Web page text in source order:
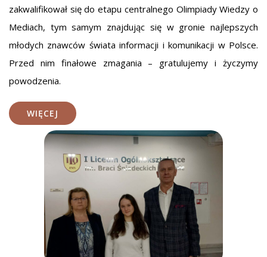
zakwalifikował się do etapu centralnego Olimpiady Wiedzy o
Mediach, tym samym znajdując się w gronie najlepszych
młodych znawców świata informacji i komunikacji w Polsce.
Przed nim finałowe zmagania – gratulujemy i życzymy
powodzenia.
WIĘCEJ